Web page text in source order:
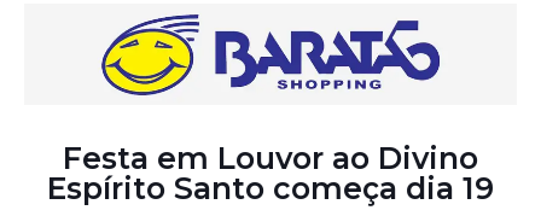
Festa em Louvor ao Divino
Espírito Santo começa dia 19